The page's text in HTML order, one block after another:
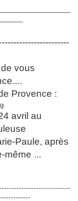
vous
Provence :
avril au
Paule, après
même ...